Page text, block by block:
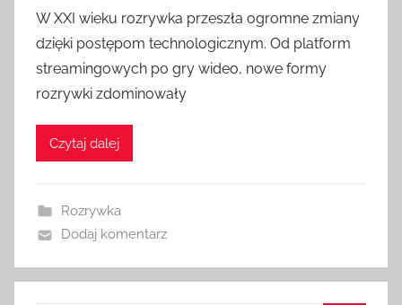
W XXI wieku rozrywka przeszła ogromne zmiany
dzięki postępom technologicznym. Od platform
streamingowych po gry wideo, nowe formy
rozrywki zdominowały
Czytaj dalej
Rozrywka
Dodaj komentarz